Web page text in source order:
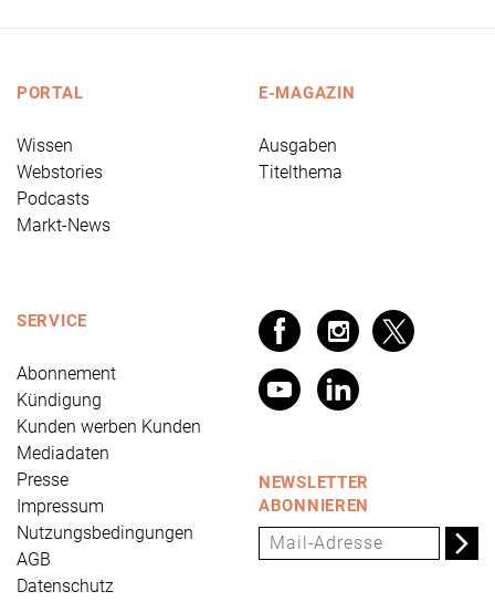
PORTAL
Wissen
Webstories
Podcasts
Markt-News
E-MAGAZIN
Ausgaben
Titelthema
SERVICE
Abonnement
Kündigung
Kunden werben Kunden
Mediadaten
Presse
Impressum
Nutzungsbedingungen
AGB
Datenschutz
NEWSLETTER
ABONNIEREN